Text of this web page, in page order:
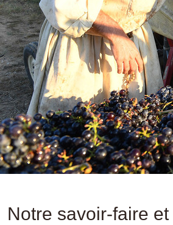
Notre savoir-faire et